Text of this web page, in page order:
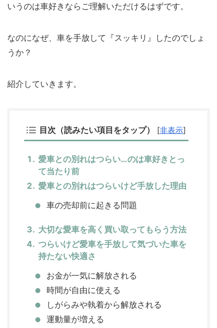
いうのは車好きならご理解いただけるはずです。
なのになぜ、車を手放して『スッキリ』したのでしょ
うか？
紹介していきます。
目次（読みたい項目をタップ） [非表示]
愛車との別れはつらい…のは車好きとっ
て当たり前
愛車との別れはつらいけど手放した理由
車の売却前に起きる問題
大切な愛車を高く買い取ってもらう方法
つらいけど愛車を手放して気づいた車を
持たない快適さ
お金が一気に解放される
時間が自由に使える
しがらみや執着から解放される
運動量が増える